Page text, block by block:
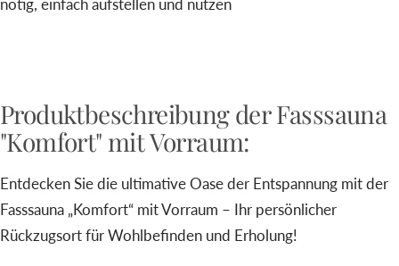
nötig, einfach aufstellen und nutzen
Produktbeschreibung der Fasssauna
"Komfort" mit Vorraum:
Entdecken Sie die ultimative Oase der Entspannung mit der
Fasssauna „Komfort“ mit Vorraum – Ihr persönlicher
Rückzugsort für Wohlbefinden und Erholung!